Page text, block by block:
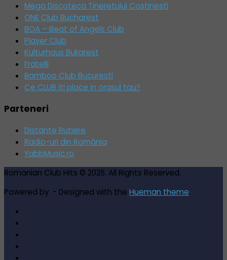
Mega Discoteca Tineretului Costinesti
ONE Club Bucharest
BOA – Beat of Angels Club
Player Club
Kulturhaus Bukarest
Fratelli
Bamboo Club Bucuresti
Ce CLUB iti place in orasul tau?
Parteneri
Distante Rutiere
Radio-uri din România
YabbMusic.ro
Romanian Club Hits © 2026. All Rights Reserved.
Powered by - Designed with the Hueman theme